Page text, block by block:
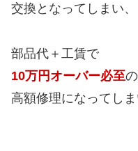
交換となってしまい、
部品代＋工賃で
10万円オーバー必至の
高額修理になってしま